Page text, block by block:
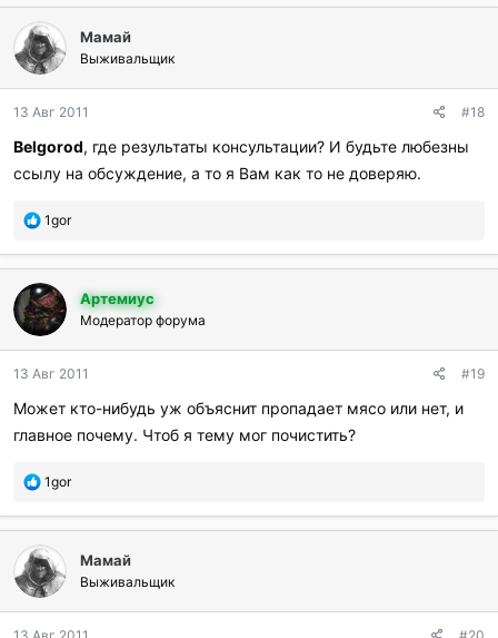
а
г
о
а
и
л
:
Мамай
Выживальщик
13 Авг 2011 #18
Belgorod, где результаты консультации? И будьте любезны
ссылу на обсуждение, а то я Вам как то не доверяю.
П
б
а
г
о
а
и
л
:
1gor
Артемиус
Модератор форума
13 Авг 2011 #19
Может кто-нибудь уж объяснит пропадает мясо или нет, и
главное почему. Чтоб я тему мог почистить?
П
б
а
г
о
1gor
Мамай
Выживальщик
13 Авг 2011 #20